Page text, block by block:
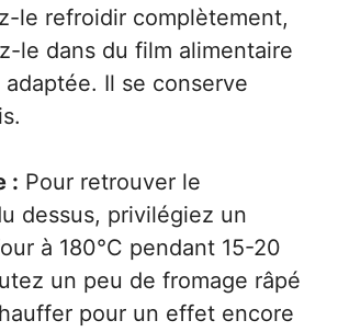
le refroidir complètement,
le dans du film alimentaire
Il se conserve
: Pour retrouver le
dessus, privilégiez un
à 180°C pendant 15-20
un peu de fromage râpé
pour un effet encore